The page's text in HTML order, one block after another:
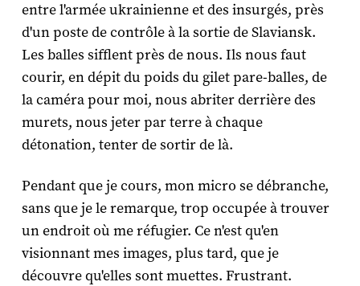
entre l'armée ukrainienne et des insurgés, près
d'un poste de contrôle à la sortie de Slaviansk.
Les balles sifflent près de nous. Ils nous faut
courir, en dépit du poids du gilet pare-balles, de
la caméra pour moi, nous abriter derrière des
murets, nous jeter par terre à chaque
détonation, tenter de sortir de là.
Pendant que je cours, mon micro se débranche,
sans que je le remarque, trop occupée à trouver
un endroit où me réfugier. Ce n'est qu'en
visionnant mes images, plus tard, que je
découvre qu'elles sont muettes. Frustrant.